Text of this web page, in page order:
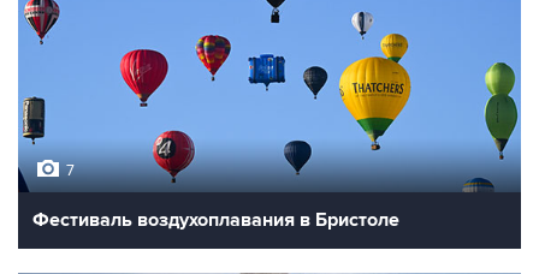
7
Фестиваль воздухоплавания в Бристоле